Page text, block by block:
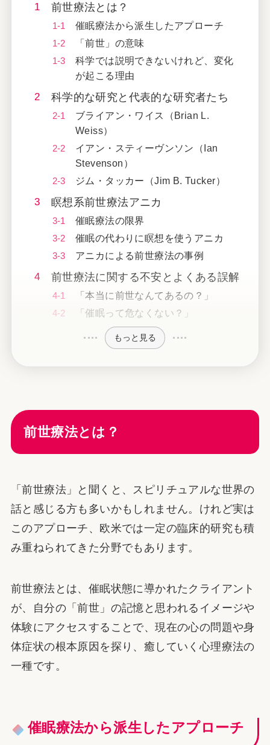
前世療法とは？
催眠療法から派生したアプローチ
「前世」の意味
科学では説明できないけれど、変化
が起こる理由
科学的な研究と代表的な研究者たち
ブライアン・ワイス（Brian L.
Weiss）
イアン・スティーヴンソン（Ian
Stevenson）
ジム・タッカー（Jim B. Tucker）
瞑想系前世療法アニカ
催眠療法の限界
催眠の代わりに瞑想を使うアニカ
アニカによる前世療法の事例
前世療法に関する不安とよくある誤解
「本当に前世なんてあるの？」
「催眠って危なくない？」
もっと見る
前世療法とは？
「前世療法」と聞くと、スピリチュアルな世界の
話と感じる方も多いかもしれません。けれど実は
このアプローチ、欧米では一定の臨床的研究も積
み重ねられてきた分野でもあります。
前世療法とは、催眠状態に導かれたクライアント
が、自分の「前世」の記憶と思われるイメージや
体験にアクセスすることで、現在の心の問題や身
体症状の根本原因を探り、癒していく心理療法の
一種です。
催眠療法から派生したアプローチ